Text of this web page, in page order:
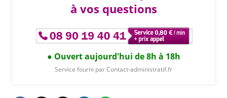
à vos questions
Ouvert aujourd'hui de 8h à 18h
Service fourni par Contact-administratif.fr